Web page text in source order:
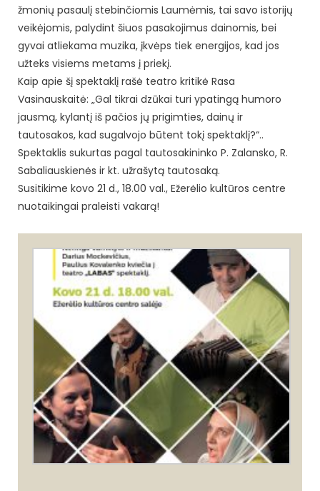
žmonių pasaulį stebinčiomis Laumėmis, tai savo istorijų
veikėjomis, palydint šiuos pasakojimus dainomis, bei
gyvai atliekama muzika, įkvėps tiek energijos, kad jos
užteks visiems metams į priekį.
Kaip apie šį spektaklį rašė teatro kritikė Rasa
Vasinauskaitė: „Gal tikrai dzūkai turi ypatingą humoro
jausmą, kylantį iš pačios jų prigimties, dainų ir
tautosakos, kad sugalvojo būtent tokį spektaklį?“..
Spektaklis sukurtas pagal tautosakininko P. Zalansko, R.
Sabaliauskienės ir kt. užrašytą tautosaką.
Susitikime kovo 21 d., 18.00 val., Ežerėlio kultūros centre
nuotaikingai praleisti vakarą!